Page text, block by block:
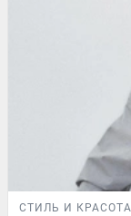
СТИЛЬ И КРАСОТА